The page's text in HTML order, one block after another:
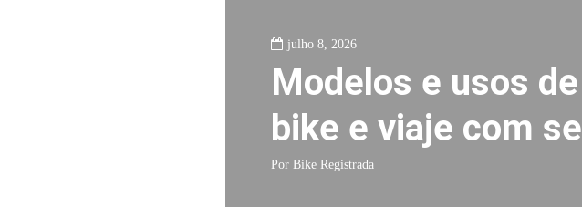
julho 8, 2026
Modelos e usos
bike e viaje com
Por Bike Registrada